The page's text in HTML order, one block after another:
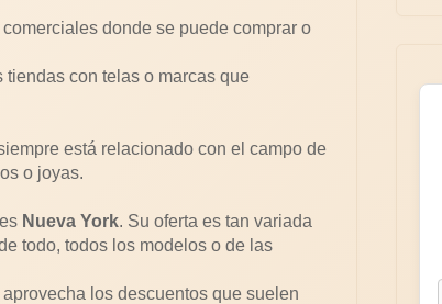
donde se puede comprar o
con telas o marcas que
está relacionado con el campo de
o joyas.
Nueva York. Su oferta es tan variada
todo, todos los modelos o de las
los descuentos que suelen